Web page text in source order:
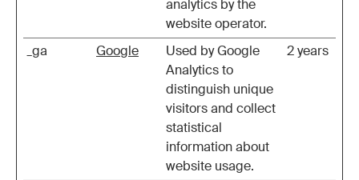
analytics by the
website operator.
_ga Google
Used by Google
Analytics to
distinguish unique
visitors and collect
statistical
information about
website usage.
2 years